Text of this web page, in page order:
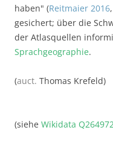
haben" (Reitmaier 2016
gesichert; über die
der Atlasquellen
Sprachgeographie.
(auct. Thomas Krefeld)
(siehe Wikidata